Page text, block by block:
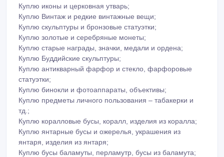
Куплю иконы и церковная утварь;
Куплю Винтаж и редкие винтажные вещи;
Куплю скульптуры и бронзовые статуэтки;
Куплю золотые и серебряные монеты;
Куплю старые награды, значки, медали и ордена;
Куплю Буддийские скульптуры;
Куплю антикварный фарфор и стекло, фарфоровые
статуэтки;
Куплю бинокли и фотоаппараты, объективы;
Куплю предметы личного пользования – табакерки и
тд.;
Куплю коралловые бусы, коралл, изделия из коралла;
Куплю янтарные бусы и ожерелья, украшения из
янтаря, изделия из янтаря;
Куплю бусы баламуты, перламутр, бусы из баламута;